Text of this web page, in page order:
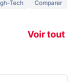
Tech Comparer
Voir tout
Ce que vous
navigation